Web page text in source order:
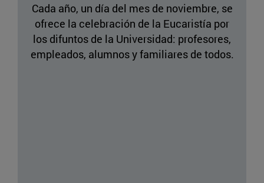
Cada año, un día del mes de noviembre, se
ofrece la celebración de la Eucaristía por
los difuntos de la Universidad: profesores,
empleados, alumnos y familiares de todos.